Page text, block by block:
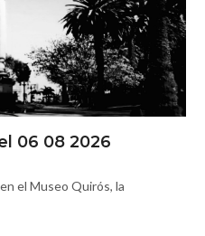
06 08 2026
el Museo Quirós, la